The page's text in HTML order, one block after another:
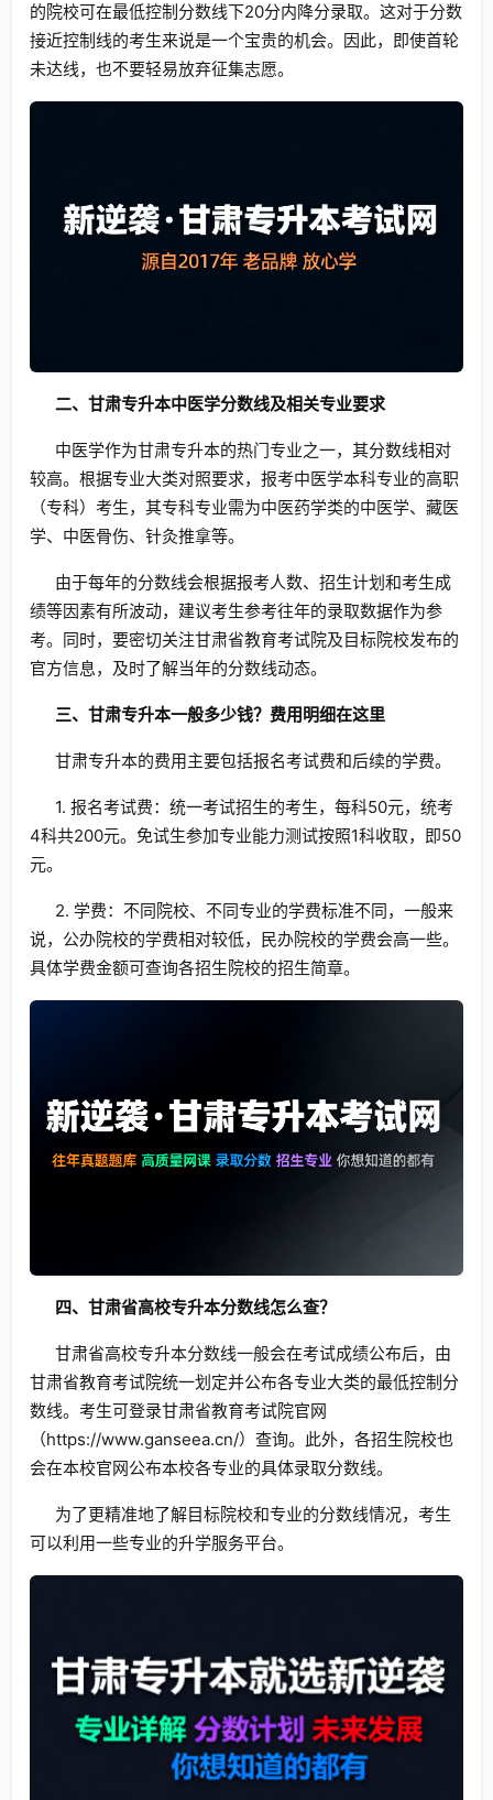
的院校可在最低控制分数线下20分内降分录取。这对于分数
接近控制线的考生来说是一个宝贵的机会。因此，即使首轮
未达线，也不要轻易放弃征集志愿。
二、甘肃专升本中医学分数线及相关专业要求
中医学作为甘肃专升本的热门专业之一，其分数线相对
较高。根据专业大类对照要求，报考中医学本科专业的高职
（专科）考生，其专科专业需为中医药学类的中医学、藏医
学、中医骨伤、针灸推拿等。
由于每年的分数线会根据报考人数、招生计划和考生成
绩等因素有所波动，建议考生参考往年的录取数据作为参
考。同时，要密切关注甘肃省教育考试院及目标院校发布的
官方信息，及时了解当年的分数线动态。
三、甘肃专升本一般多少钱？费用明细在这里
甘肃专升本的费用主要包括报名考试费和后续的学费。
1. 报名考试费：统一考试招生的考生，每科50元，统考
4科共200元。免试生参加专业能力测试按照1科收取，即50
元。
2. 学费：不同院校、不同专业的学费标准不同，一般来
说，公办院校的学费相对较低，民办院校的学费会高一些。
具体学费金额可查询各招生院校的招生简章。
四、甘肃省高校专升本分数线怎么查？
甘肃省高校专升本分数线一般会在考试成绩公布后，由
甘肃省教育考试院统一划定并公布各专业大类的最低控制分
数线。考生可登录甘肃省教育考试院官网
（https://www.ganseea.cn/）查询。此外，各招生院校也
会在本校官网公布本校各专业的具体录取分数线。
为了更精准地了解目标院校和专业的分数线情况，考生
可以利用一些专业的升学服务平台。